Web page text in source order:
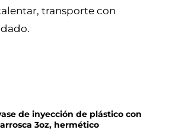
transporte con
de inyección de plástico con
3oz, hermético